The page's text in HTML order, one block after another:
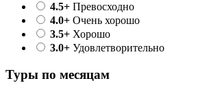
4.5+ Превосходно
4.0+ Очень хорошо
3.5+ Хорошо
3.0+ Удовлетворительно
Туры по месяцам